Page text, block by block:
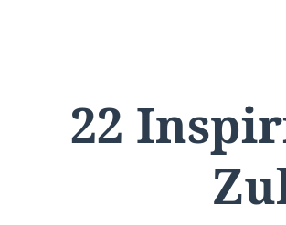
22